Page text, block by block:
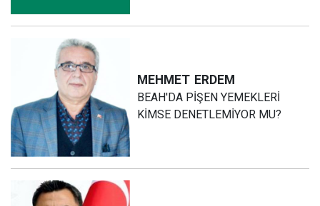
MEHMET ERDEM
BEAH'DA PİŞEN YEMEKLERİ
KİMSE DENETLEMİYOR MU?